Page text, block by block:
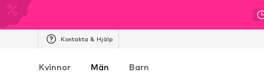
Kontakta & Hjälp
Kvinnor Män Barn